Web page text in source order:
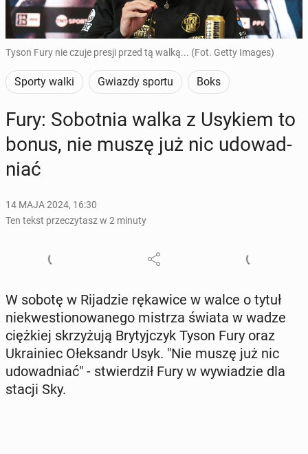
Tyson Fury nie czuje presji przed tą walką... (Fot. Getty Images)
Sporty walki Gwiazdy sportu Boks
Fury: So­bot­nia walka z Usykiem to
bonus, nie muszę już nic udo­wad­
niać
14 MAJA 2024, 16:30
Ten tekst przeczytasz w 2 minuty
W sobotę w Ri­ja­dzie rę­ka­wi­ce w walce o tytuł
nie­kwe­stio­no­wa­ne­go mistrza świata w wadze
cięż­kiej skrzy­żu­ją Bry­tyj­czyk Tyson Fury oraz
Ukra­iniec Ołek­sandr Usyk. "Nie muszę już nic
udo­wad­niać" - stwier­dził Fury w wy­wia­dzie dla
stacji Sky.